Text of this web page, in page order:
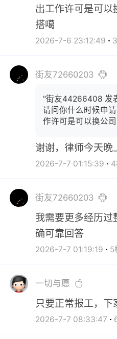
出工作许可是可
搭噶
2026-7-6 23:12:49
街友72660203
"街友44266408 发
请问你什么时候申
作许可是可以换公
谢谢，律师今天晚
2026-7-7 01:15:39
街友72660203
我需要更多经历
确可靠回答
2026-7-7 01:19:19 5
一切与愿
只要正常报工，下
2026-7-7 08:33:47